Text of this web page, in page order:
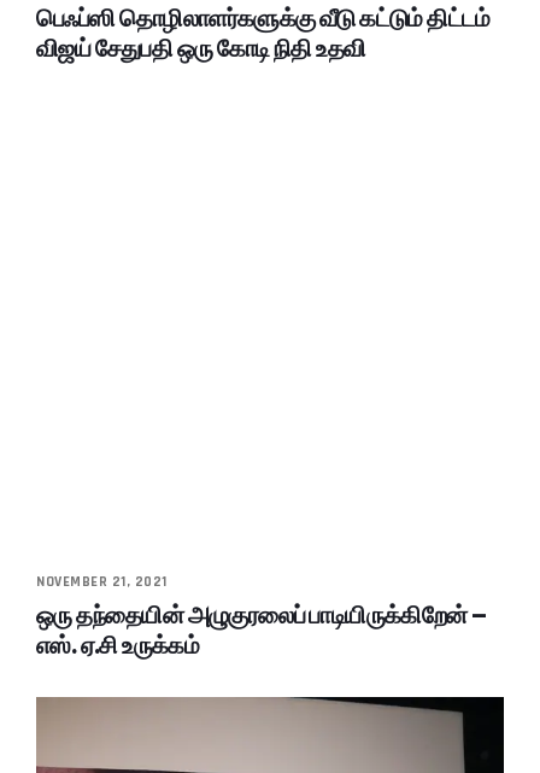
பெஃப்ஸி தொழிலாளர்களுக்கு வீடு கட்டும் திட்டம்
விஜய் சேதுபதி ஒரு கோடி நிதி உதவி
NOVEMBER 21, 2021
ஒரு தந்தையின் அழுகுரலைப் பாடியிருக்கிறேன் –
எஸ். ஏ.சி உருக்கம்